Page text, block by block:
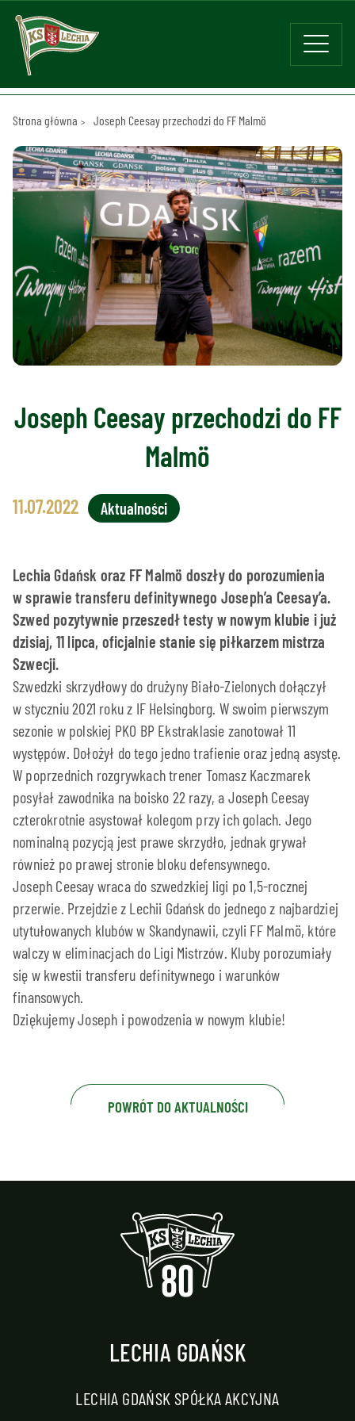
Strona główna Joseph Ceesay przechodzi do FF Malmö
Joseph Ceesay przechodzi do FF
Malmö
11.07.2022 Aktualności
Lechia Gdańsk oraz FF Malmö doszły do porozumienia
w sprawie transferu definitywnego Joseph’a Ceesay’a.
Szwed pozytywnie przeszedł testy w nowym klubie i już
dzisiaj, 11 lipca, oficjalnie stanie się piłkarzem mistrza
Szwecji.
Szwedzki skrzydłowy do drużyny Biało-Zielonych dołączył
w styczniu 2021 roku z IF Helsingborg. W swoim pierwszym
sezonie w polskiej PKO BP Ekstraklasie zanotował 11
występów. Dołożył do tego jedno trafienie oraz jedną asystę.
W poprzednich rozgrywkach trener Tomasz Kaczmarek
posyłał zawodnika na boisko 22 razy, a Joseph Ceesay
czterokrotnie asystował kolegom przy ich golach. Jego
nominalną pozycją jest prawe skrzydło, jednak grywał
również po prawej stronie bloku defensywnego.
Joseph Ceesay wraca do szwedzkiej ligi po 1,5-rocznej
przerwie. Przejdzie z Lechii Gdańsk do jednego z najbardziej
utytułowanych klubów w Skandynawii, czyli FF Malmö, które
walczy w eliminacjach do Ligi Mistrzów. Kluby porozumiały
się w kwestii transferu definitywnego i warunków
finansowych.
Dziękujemy Joseph i powodzenia w nowym klubie!
POWRÓT DO AKTUALNOŚCI
LECHIA GDAŃSK
LECHIA GDAŃSK SPÓŁKA AKCYJNA